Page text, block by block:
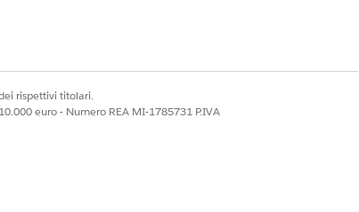
rispettivi titolari.
euro - Numero REA MI-1785731 P.IVA